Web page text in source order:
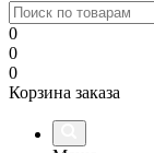
0
0
0
Корзина заказа